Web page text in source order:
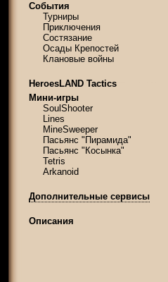
События
Турниры
Приключения
Состязание
Осады Крепостей
Клановые войны
HeroesLAND Tactics
Мини-игры
SoulShooter
Lines
MineSweeper
Пасьянс "Пирамида"
Пасьянс "Косынка"
Tetris
Arkanoid
Дополнительные сервисы
Описания